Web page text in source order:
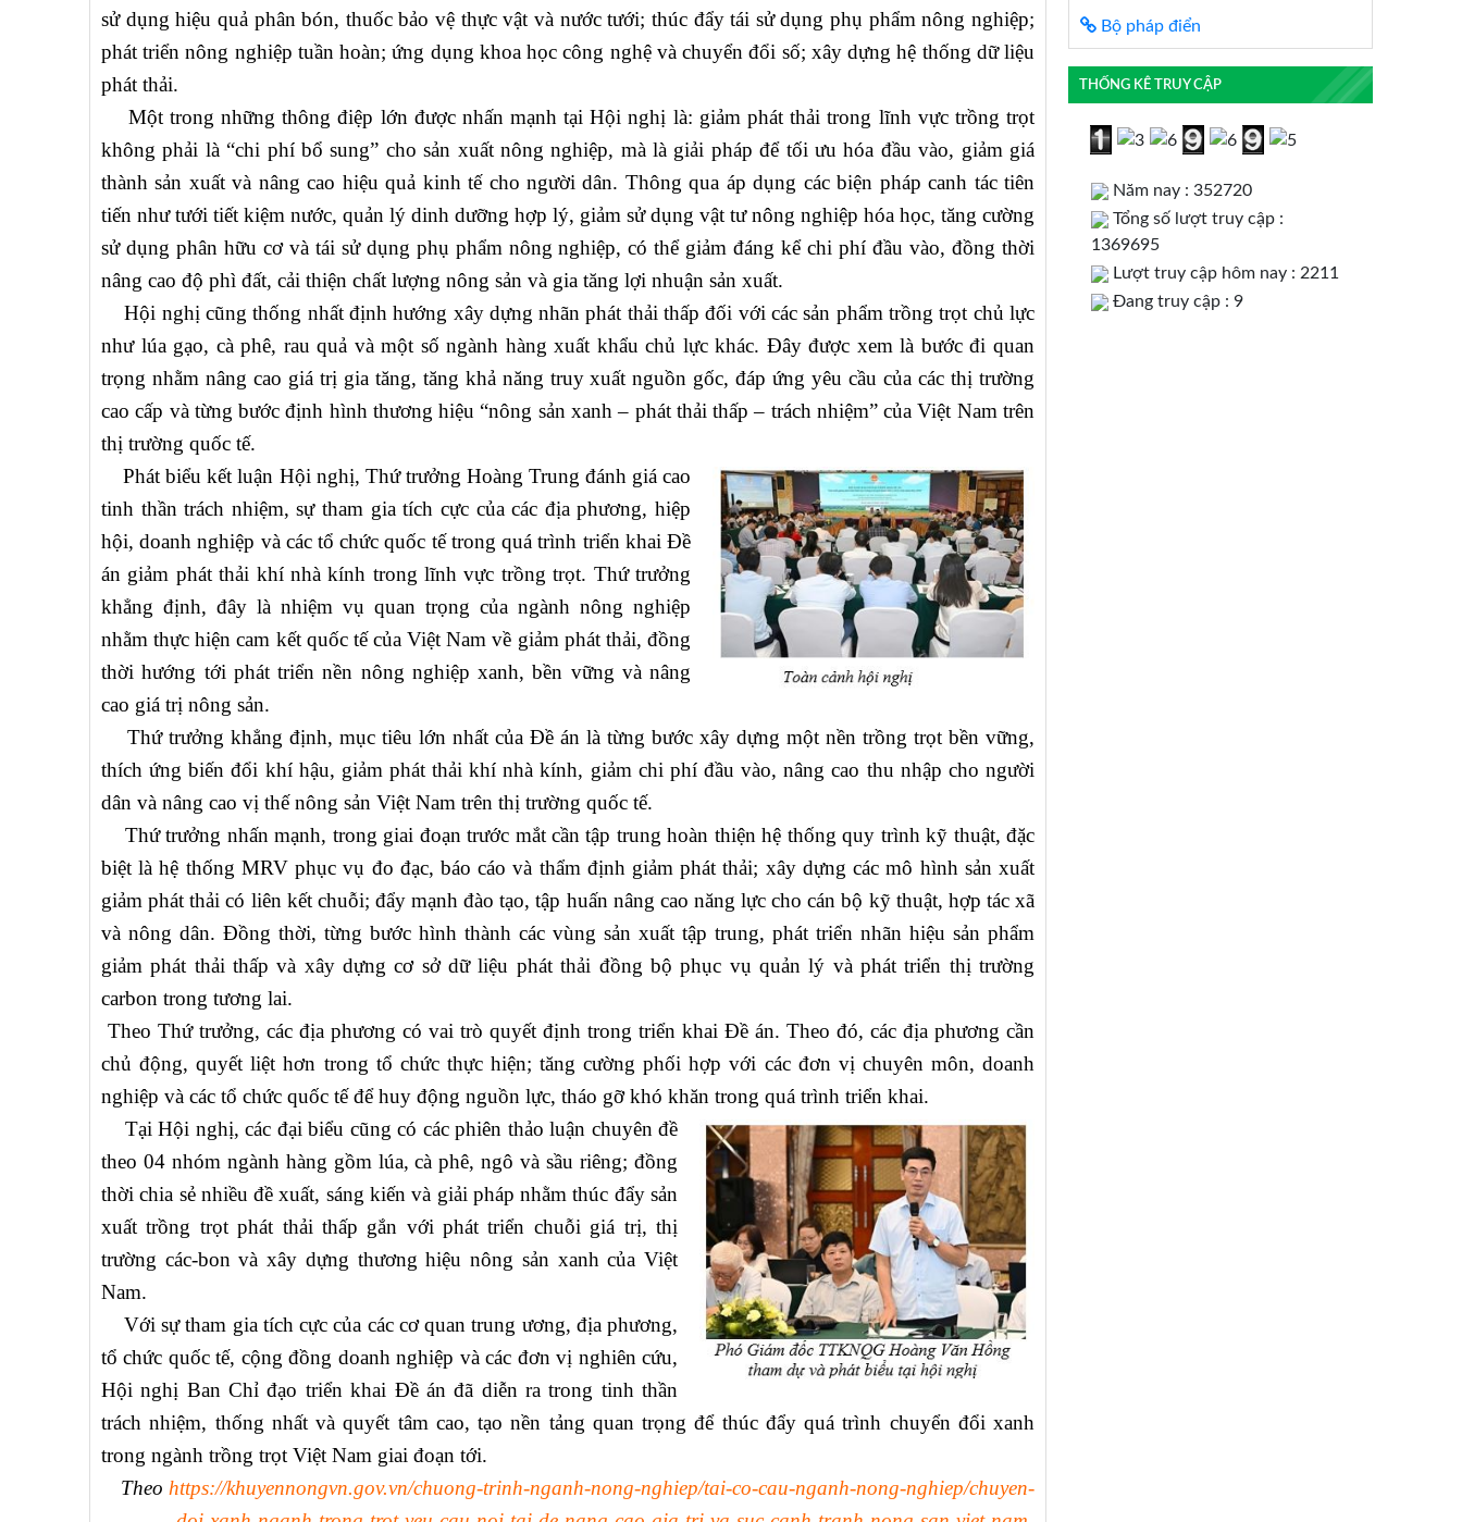
sử dụng hiệu quả phân bón, thuốc bảo vệ thực vật và nước tưới; thúc đẩy tái sử dụng phụ phẩm nông nghiệp;
phát triển nông nghiệp tuần hoàn; ứng dụng khoa học công nghệ và chuyển đổi số; xây dựng hệ thống dữ liệu
phát thải.
Một trong những thông điệp lớn được nhấn mạnh tại Hội nghị là: giảm phát thải trong lĩnh vực trồng trọt
không phải là “chi phí bổ sung” cho sản xuất nông nghiệp, mà là giải pháp để tối ưu hóa đầu vào, giảm giá
thành sản xuất và nâng cao hiệu quả kinh tế cho người dân. Thông qua áp dụng các biện pháp canh tác tiên
tiến như tưới tiết kiệm nước, quản lý dinh dưỡng hợp lý, giảm sử dụng vật tư nông nghiệp hóa học, tăng cường
sử dụng phân hữu cơ và tái sử dụng phụ phẩm nông nghiệp, có thể giảm đáng kể chi phí đầu vào, đồng thời
nâng cao độ phì đất, cải thiện chất lượng nông sản và gia tăng lợi nhuận sản xuất.
Hội nghị cũng thống nhất định hướng xây dựng nhãn phát thải thấp đối với các sản phẩm trồng trọt chủ lực
như lúa gạo, cà phê, rau quả và một số ngành hàng xuất khẩu chủ lực khác. Đây được xem là bước đi quan
trọng nhằm nâng cao giá trị gia tăng, tăng khả năng truy xuất nguồn gốc, đáp ứng yêu cầu của các thị trường
cao cấp và từng bước định hình thương hiệu “nông sản xanh – phát thải thấp – trách nhiệm” của Việt Nam trên
thị trường quốc tế.
Phát biểu kết luận Hội nghị, Thứ trưởng Hoàng Trung đánh giá cao
tinh thần trách nhiệm, sự tham gia tích cực của các địa phương, hiệp
hội, doanh nghiệp và các tổ chức quốc tế trong quá trình triển khai Đề
án giảm phát thải khí nhà kính trong lĩnh vực trồng trọt. Thứ trưởng
khẳng định, đây là nhiệm vụ quan trọng của ngành nông nghiệp
nhằm thực hiện cam kết quốc tế của Việt Nam về giảm phát thải, đồng
thời hướng tới phát triển nền nông nghiệp xanh, bền vững và nâng
cao giá trị nông sản.
Thứ trưởng khẳng định, mục tiêu lớn nhất của Đề án là từng bước xây dựng một nền trồng trọt bền vững,
thích ứng biến đổi khí hậu, giảm phát thải khí nhà kính, giảm chi phí đầu vào, nâng cao thu nhập cho người
dân và nâng cao vị thế nông sản Việt Nam trên thị trường quốc tế.
Thứ trưởng nhấn mạnh, trong giai đoạn trước mắt cần tập trung hoàn thiện hệ thống quy trình kỹ thuật, đặc
biệt là hệ thống MRV phục vụ đo đạc, báo cáo và thẩm định giảm phát thải; xây dựng các mô hình sản xuất
giảm phát thải có liên kết chuỗi; đẩy mạnh đào tạo, tập huấn nâng cao năng lực cho cán bộ kỹ thuật, hợp tác xã
và nông dân. Đồng thời, từng bước hình thành các vùng sản xuất tập trung, phát triển nhãn hiệu sản phẩm
giảm phát thải thấp và xây dựng cơ sở dữ liệu phát thải đồng bộ phục vụ quản lý và phát triển thị trường
carbon trong tương lai.
Theo Thứ trưởng, các địa phương có vai trò quyết định trong triển khai Đề án. Theo đó, các địa phương cần
chủ động, quyết liệt hơn trong tổ chức thực hiện; tăng cường phối hợp với các đơn vị chuyên môn, doanh
nghiệp và các tổ chức quốc tế để huy động nguồn lực, tháo gỡ khó khăn trong quá trình triển khai.
Tại Hội nghị, các đại biểu cũng có các phiên thảo luận chuyên đề
theo 04 nhóm ngành hàng gồm lúa, cà phê, ngô và sầu riêng; đồng
thời chia sẻ nhiều đề xuất, sáng kiến và giải pháp nhằm thúc đẩy sản
xuất trồng trọt phát thải thấp gắn với phát triển chuỗi giá trị, thị
trường các-bon và xây dựng thương hiệu nông sản xanh của Việt
Nam.
Với sự tham gia tích cực của các cơ quan trung ương, địa phương,
tổ chức quốc tế, cộng đồng doanh nghiệp và các đơn vị nghiên cứu,
Hội nghị Ban Chỉ đạo triển khai Đề án đã diễn ra trong tinh thần
trách nhiệm, thống nhất và quyết tâm cao, tạo nền tảng quan trọng để thúc đẩy quá trình chuyển đổi xanh
trong ngành trồng trọt Việt Nam giai đoạn tới.
Theo https://khuyennongvn.gov.vn/chuong-trinh-nganh-nong-nghiep/tai-co-cau-nganh-nong-nghiep/chuyen-
Bộ pháp điển
THỐNG KÊ TRUY CẬP
Năm nay : 352720
Tổng số lượt truy cập :
1369695
Lượt truy cập hôm nay : 2211
Đang truy cập : 9